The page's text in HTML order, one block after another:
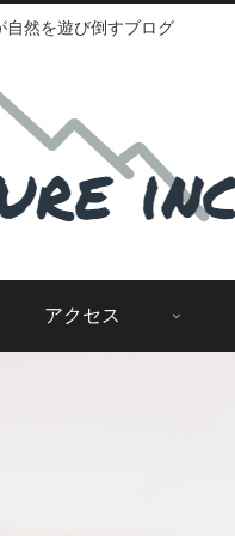
自然を遊び倒すブログ
アクセス